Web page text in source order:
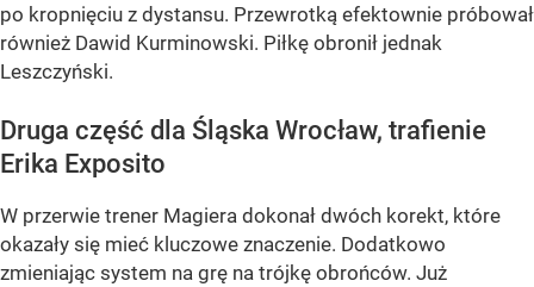
po kropnięciu z dystansu. Przewrotką efektownie próbował
również Dawid Kurminowski. Piłkę obronił jednak
Leszczyński.
Druga część dla Śląska Wrocław, trafienie
Erika Exposito
W przerwie trener Magiera dokonał dwóch korekt, które
okazały się mieć kluczowe znaczenie. Dodatkowo
zmieniając system na grę na trójkę obrońców. Już